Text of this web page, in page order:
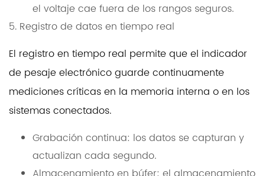
el voltaje cae fuera de los rangos seguros.
5. Registro de datos en tiempo real
El registro en tiempo real permite que el indicador
de pesaje electrónico guarde continuamente
mediciones críticas en la memoria interna o en los
sistemas conectados.
Grabación continua: los datos se capturan y
actualizan cada segundo.